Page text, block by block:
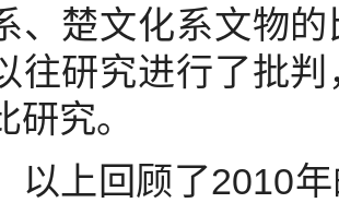
、楚文化系文物
往研究进行了批
研究。
上回顾了2010年